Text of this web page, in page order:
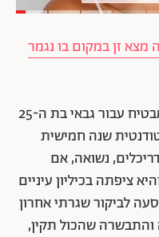
מצא זן במקום בו נגמר
עד לפני חצי שנה הכל היה נראה מבטיח עבור גבאי בת ה-25
שנה חמישית
נשואה, אם
ציפתה בכיליון עיניים
לביקור שגרתי אחרון
והתבשרה שהכול תקין,